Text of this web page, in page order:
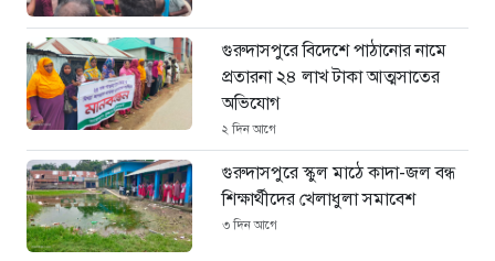
গুরুদাসপুরে বিদেশে পাঠানোর নামে
প্রতারনা ২৪ লাখ টাকা আত্মসাতের
অভিযোগ
২ দিন আগে
গুরুদাসপুরে স্কুল মাঠে কাদা-জল বন্ধ
শিক্ষার্থীদের খেলাধুলা সমাবেশ
৩ দিন আগে